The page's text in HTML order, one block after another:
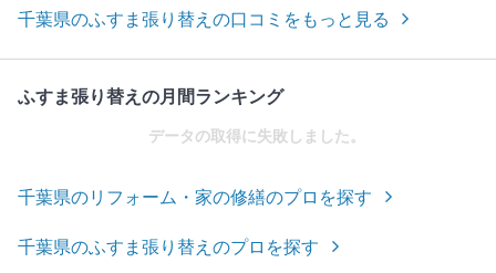
千葉県のふすま張り替えの口コミをもっと見る
ふすま張り替えの月間ランキング
データの取得に失敗しました。
千葉県のリフォーム・家の修繕のプロを探す
千葉県のふすま張り替えのプロを探す